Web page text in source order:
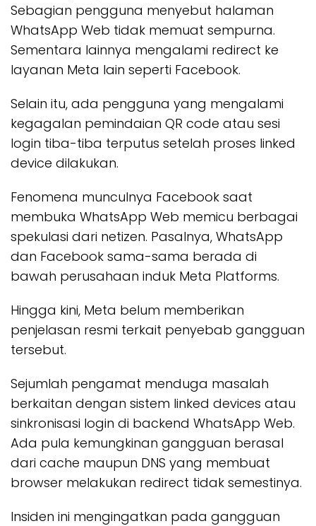
Sebagian pengguna menyebut halaman
WhatsApp Web tidak memuat sempurna.
Sementara lainnya mengalami redirect ke
layanan Meta lain seperti Facebook.
Selain itu, ada pengguna yang mengalami
kegagalan pemindaian QR code atau sesi
login tiba-tiba terputus setelah proses linked
device dilakukan.
Fenomena munculnya Facebook saat
membuka WhatsApp Web memicu berbagai
spekulasi dari netizen. Pasalnya, WhatsApp
dan Facebook sama-sama berada di
bawah perusahaan induk Meta Platforms.
Hingga kini, Meta belum memberikan
penjelasan resmi terkait penyebab gangguan
tersebut.
Sejumlah pengamat menduga masalah
berkaitan dengan sistem linked devices atau
sinkronisasi login di backend WhatsApp Web.
Ada pula kemungkinan gangguan berasal
dari cache maupun DNS yang membuat
browser melakukan redirect tidak semestinya.
Insiden ini mengingatkan pada gangguan